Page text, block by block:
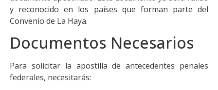
y reconocido en los países que forman parte del
Convenio de La Haya.
Documentos Necesarios
Para solicitar la apostilla de antecedentes penales
federales, necesitarás: